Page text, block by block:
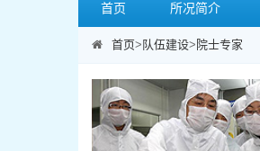
首页 所况简介
首页> 队伍建设> 院士专家